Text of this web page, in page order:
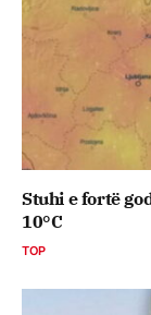
Stuhi e fortë
10°C
TOP